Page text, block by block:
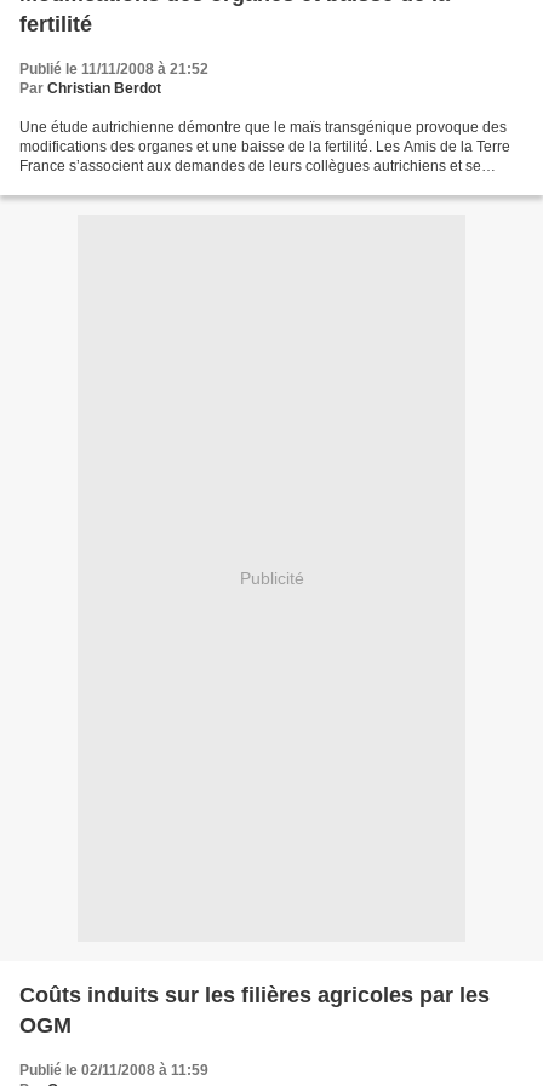
fertilité
Publié le 11/11/2008 à 21:52
Par Christian Berdot
Une étude autrichienne démontre que le maïs transgénique provoque des
modifications des organes et une baisse de la fertilité. Les Amis de la Terre
France s’associent aux demandes de leurs collègues autrichiens et se
Publicité
Coûts induits sur les filières agricoles par les
OGM
Publié le 02/11/2008 à 11:59